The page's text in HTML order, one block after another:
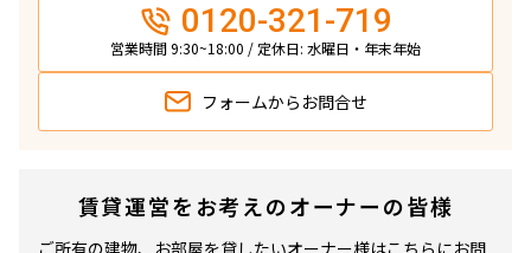
0120-321-719
営業時間 9:30~18:00 / 定休日: 水曜日・年末年始
フォームから お問合せ
賃貸運営をお考えのオーナーの皆様